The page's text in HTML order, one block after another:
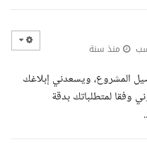
منذ سنة
المشروع، ويسعدني إبلاغك
وفقا لمتطلباتك بدقة